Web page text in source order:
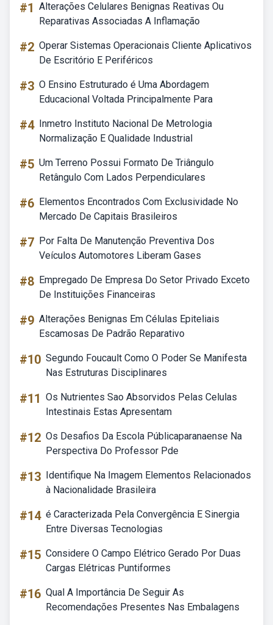
#1 Alterações Celulares Benignas Reativas Ou
Reparativas Associadas A Inflamação
#2 Operar Sistemas Operacionais Cliente Aplicativos
De Escritório E Periféricos
#3 O Ensino Estruturado é Uma Abordagem
Educacional Voltada Principalmente Para
#4 Inmetro Instituto Nacional De Metrologia
Normalização E Qualidade Industrial
#5 Um Terreno Possui Formato De Triângulo
Retângulo Com Lados Perpendiculares
#6 Elementos Encontrados Com Exclusividade No
Mercado De Capitais Brasileiros
#7 Por Falta De Manutenção Preventiva Dos
Veículos Automotores Liberam Gases
#8 Empregado De Empresa Do Setor Privado Exceto
De Instituições Financeiras
#9 Alterações Benignas Em Células Epiteliais
Escamosas De Padrão Reparativo
#10 Segundo Foucault Como O Poder Se Manifesta
Nas Estruturas Disciplinares
#11 Os Nutrientes Sao Absorvidos Pelas Celulas
Intestinais Estas Apresentam
#12 Os Desafios Da Escola Públicaparanaense Na
Perspectiva Do Professor Pde
#13 Identifique Na Imagem Elementos Relacionados
à Nacionalidade Brasileira
#14 é Caracterizada Pela Convergência E Sinergia
Entre Diversas Tecnologias
#15 Considere O Campo Elétrico Gerado Por Duas
Cargas Elétricas Puntiformes
#16 Qual A Importância De Seguir As
Recomendações Presentes Nas Embalagens